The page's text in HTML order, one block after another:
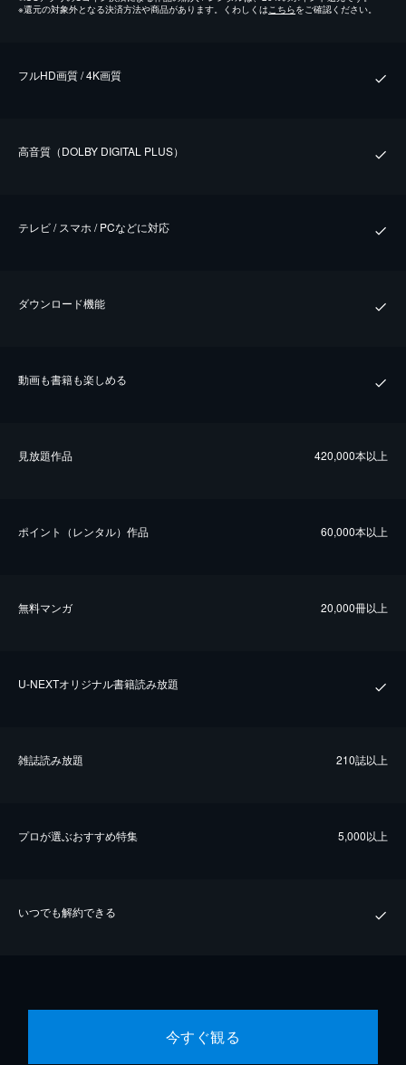
※還元の対象外となる決済方法や商品があります。くわしくはこちらをご確認ください。
フルHD画質 / 4K画質
⾼⾳質（DOLBY DIGITAL PLUS）
テレビ / スマホ / PCなどに対応
ダウンロード機能
動画も書籍も楽しめる
⾒放題作品 420,000本以上
ポイント（レンタル）作品 60,000本以上
無料マンガ 20,000冊以上
U-NEXTオリジナル書籍読み放題
雑誌読み放題 210誌以上
プロが選ぶおすすめ特集 5,000以上
いつでも解約できる
今すぐ観る